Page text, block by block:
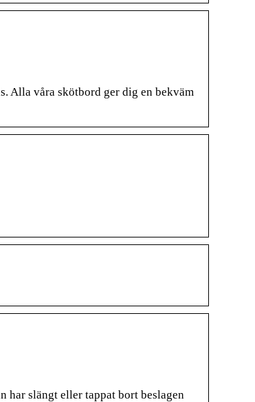
Alla våra skötbord ger dig en bekväm
har slängt eller tappat bort beslagen